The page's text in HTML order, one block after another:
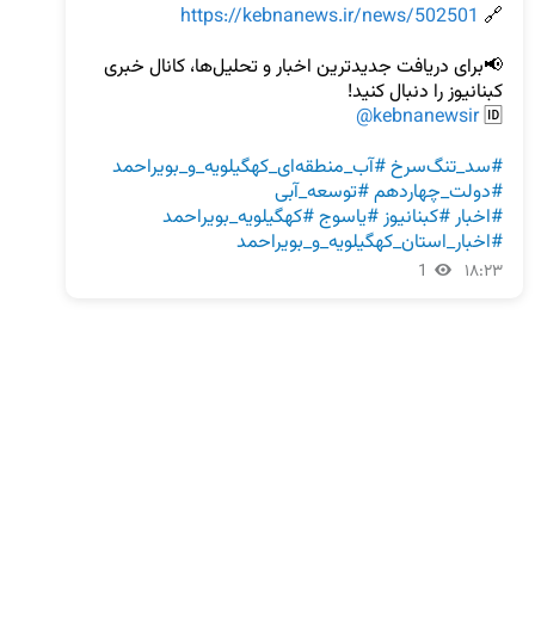
🔗
https://kebnanews.ir/news/502501
🆔
@kebnanewsir
#سد_تنگ‌سرخ
#آب_منطقه‌ای_کهگیلویه_و_بویراحمد
#دولت_چهاردهم#توسعه_آبی
#اخبار#کبنانیوز#یاسوج#کهگیلویه_بویراحمد
#اخبار_استان_کهگیلویه_و_بویراحمد
1 ۱۸:۲۳